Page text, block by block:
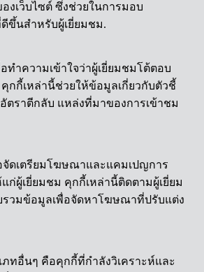
งเว็บไซต์ ซึ่งช่วยในการมอบ
ขึ้นสำหรับผู้เยี่ยมชม.
ทำความเข้าใจว่าผู้เยี่ยมชมโต้ตอบ
คุกกี้เหล่านี้ช่วยให้ข้อมูลเกี่ยวกับตัวชี้
ตราตีกลับ แหล่งที่มาของการเข้าชม
ดเตรียมโฆษณาและแคมเปญการ
ก่ผู้เยี่ยมชม คุกกี้เหล่านี้ติดตามผู้เยี่ยม
รวมข้อมูลเพื่อจัดหาโฆษณาที่ปรับแต่ง
ภทอื่นๆ คือคุกกี้ที่กำลังวิเคราะห์และ